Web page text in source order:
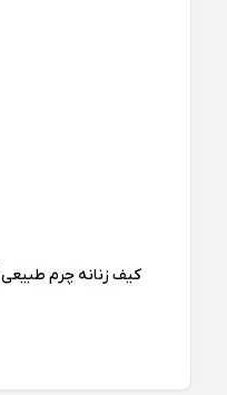
کیف زنانه چرم طبیعی Oval مدل 103 رنگ کرم